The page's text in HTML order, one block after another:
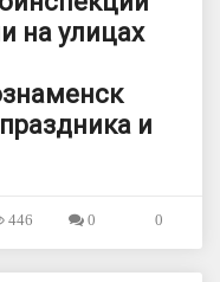
на улицах
и
0
0
446